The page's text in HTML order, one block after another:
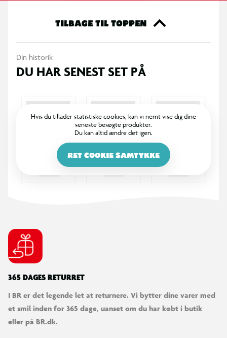
TILBAGE TIL TOPPEN
Din historik
DU HAR SENEST SET PÅ
Hvis du tillader statistiske cookies, kan vi nemt vise dig dine
seneste besøgte produkter.
Du kan altid ændre det igen.
RET COOKIE SAMTYKKE
365 DAGES RETURRET
I BR er det legende let at returnere. Vi bytter dine varer med
et smil inden for 365 dage, uanset om du har købt i butik
eller på BR.dk.